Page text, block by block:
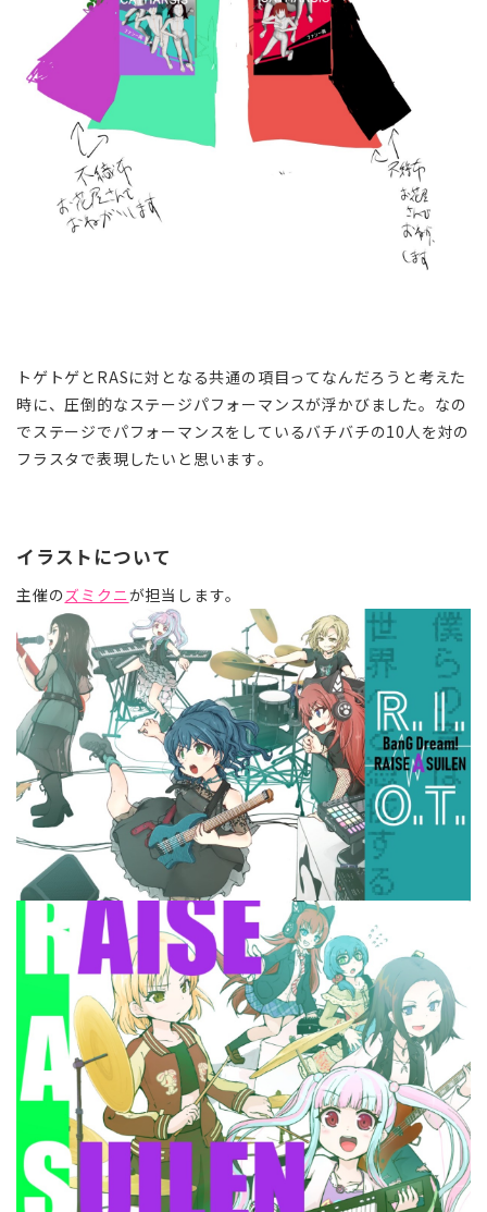
トゲトゲとRASに対となる共通の項目ってなんだろうと考えた
時に、圧倒的なステージパフォーマンスが浮かびました。なの
でステージでパフォーマンスをしているバチバチの10人を対の
フラスタで表現したいと思います。
イラストについて
主催のズミクニが担当します。